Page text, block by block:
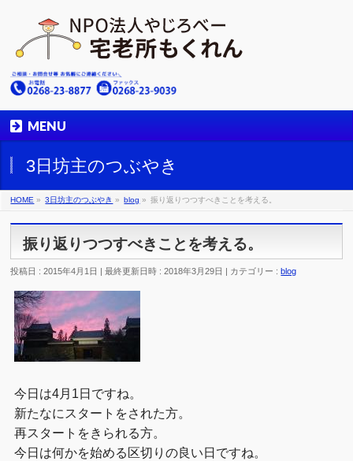
MENU
3日坊主のつぶやき
HOME » 3日坊主のつぶやき » blog » 振り返りつつすべきことを考える。
振り返りつつすべきことを考える。
投稿日 : 2015年4月1日 最終更新日時 : 2018年3月29日 カテゴリー : blog
今日は4月1日ですね。
新たなにスタートをされた方。
再スタートをきられる方。
今日は何かを始める区切りの良い日ですね。